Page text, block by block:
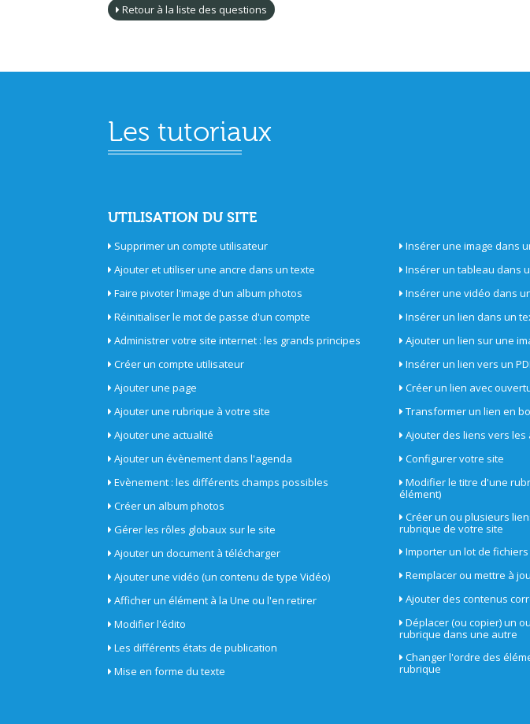
Retour à la liste des questions
Les tutoriaux
UTILISATION DU SITE
Supprimer un compte utilisateur
Ajouter et utiliser une ancre dans un texte
Faire pivoter l'image d'un album photos
Réinitialiser le mot de passe d'un compte
Administrer votre site internet : les grands principes
Créer un compte utilisateur
Ajouter une page
Ajouter une rubrique à votre site
Ajouter une actualité
Ajouter un évènement dans l'agenda
Evènement : les différents champs possibles
Créer un album photos
Gérer les rôles globaux sur le site
Ajouter un document à télécharger
Ajouter une vidéo (un contenu de type Vidéo)
Afficher un élément à la Une ou l'en retirer
Modifier l'édito
Les différents états de publication
Mise en forme du texte
Insérer une image dans
Insérer un tableau dans
Insérer une vidéo dans
Insérer un lien dans un
Ajouter un lien sur une
Insérer un lien vers un
Créer un lien avec
Transformer un lien en
Ajouter des liens vers les
Configurer votre site
Modifier le titre d'une
élément)
Créer un ou plusieurs
rubrique de votre site
Importer un lot de fichiers
Remplacer ou mettre à
Ajouter des contenus
Déplacer (ou copier) un
rubrique dans une autre
Changer l'ordre des
rubrique